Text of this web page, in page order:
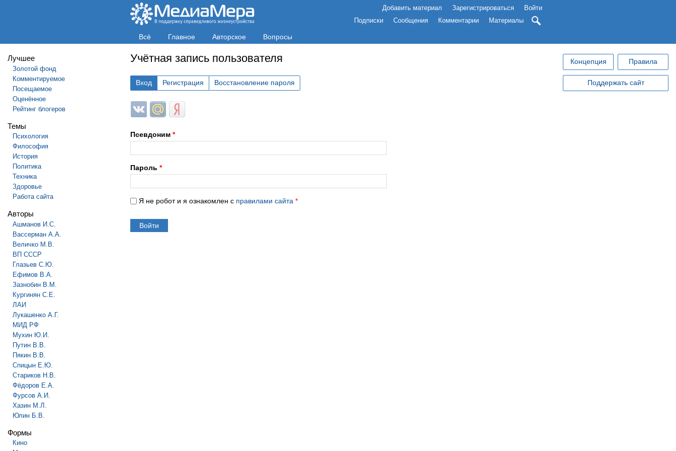
Добавить материал Зарегистрироваться
Войти
Подписки
Сообщения Комментарии Материалы
Всё Главное Авторское Вопросы
Лучшее
Золотой фонд
Комментируемое
Посещаемое
Оценённое
Рейтинг блогеров
Темы
Психология
Философия
История
Политика
Техника
Здоровье
Работа сайта
Авторы
Ашманов И.С.
Вассерман А.А.
Величко М.В.
ВП СССР
Глазьев С.Ю.
Ефимов В.А.
Зазнобин В.М.
Кургинян С.Е.
ЛАИ
Лукашенко А.Г.
МИД РФ
Мухин Ю.И.
Путин В.В.
Пякин В.В.
Спицын Е.Ю.
Стариков Н.В.
Фёдоров Е.А.
Фурсов А.И.
Хазин М.Л.
Юлин Б.В.
Формы
Кино
Учётная запись пользователя
Вход Регистрация Восстановление пароля
Login with ВКонтакте
Login with Mail.ru
Login with Яндекс
Псевдоним *
Пароль *
Я не робот и я ознакомлен с правилами сайта *
Концепция Правила
Поддержать сайт